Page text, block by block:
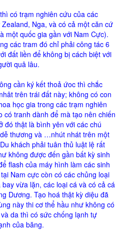
có trạm nghiên cứu của các
Nga, và có cả một căn cứ
một quốc gia gần với Nam Cực).
các tram đó chỉ phải công tác 6
đất liền để không bị cách biệt với
quâ lâu.
cần ký kết thoả ứoc thì chắc
trên trái đất này; không có con
học gia trong các trạm nghiên
tranh dành để mà tạo nên chiến
đó thật là bình yên với các chú
thương và …nhút nhát trên một
khách phải tuân thủ luật lệ rất
không được đến gần bất kỳ sinh
flash của máy hình làm các sinh
Nam cực còn có các chủng loại
vừa lặn, các loại cá và có cả cá
Dương. Tạo hoá thật kỳ diệu đã
này thi cơ thể hầu như không có
da thì có sức chống lạnh tự
của băng.